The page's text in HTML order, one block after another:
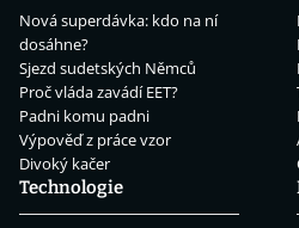
Nová superdávka: kdo na ní
dosáhne?
Sjezd sudetských Němců
Proč vláda zavádí EET?
Padni komu padni
Výpověď z práce vzor
Divoký kačer
Technologie